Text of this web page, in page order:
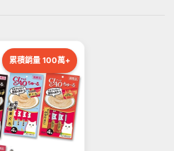
累積銷量 100萬+